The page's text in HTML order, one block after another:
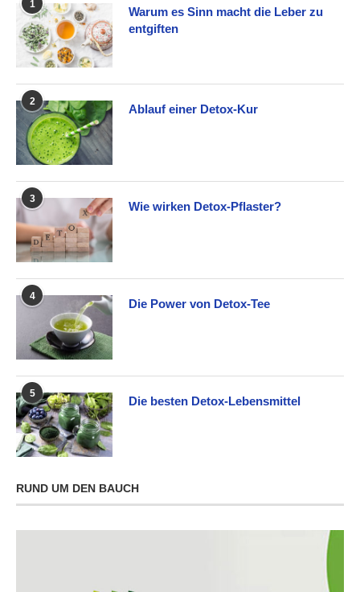
1
Warum es Sinn macht die Leber zu
entgiften
2
Ablauf einer Detox-Kur
3
Wie wirken Detox-Pflaster?
4
Die Power von Detox-Tee
5
Die besten Detox-Lebensmittel
RUND UM DEN BAUCH